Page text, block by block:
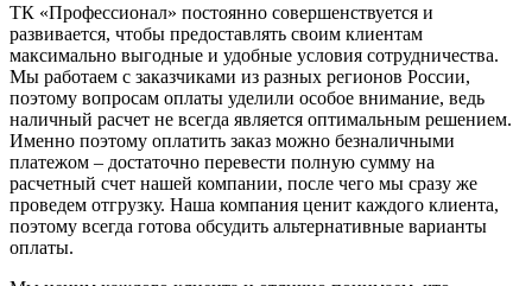
ТК «Профессионал» постоянно совершенствуется и
развивается, чтобы предоставлять своим клиентам
максимально выгодные и удобные условия сотрудничества.
Мы работаем с заказчиками из разных регионов России,
поэтому вопросам оплаты уделили особое внимание, ведь
наличный расчет не всегда является оптимальным решением.
Именно поэтому оплатить заказ можно безналичными
платежом – достаточно перевести полную сумму на
расчетный счет нашей компании, после чего мы сразу же
проведем отгрузку. Наша компания ценит каждого клиента,
поэтому всегда готова обсудить альтернативные варианты
оплаты.